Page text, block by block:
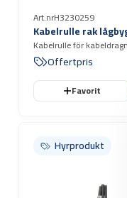
Art.nrH3230259
Kabelrulle rak
Kabelrulle för
Offertpris
Favorit
Hyrprodukt
Hyrprodukt